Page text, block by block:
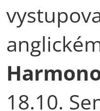
18.10.